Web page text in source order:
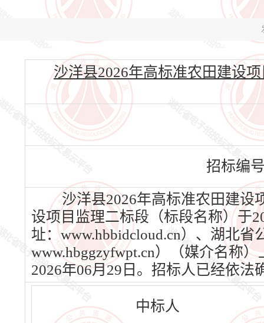
沙洋县2026年高标准农田建设
招标编
沙洋县2026年高标准农田建设
设项目监理二标段（标段名称）于
址：www.hbbidcloud.cn）、湖北
www.hbggzyfwpt.cn）（媒介名称
2026年06月29日。招标人已经依
中标人